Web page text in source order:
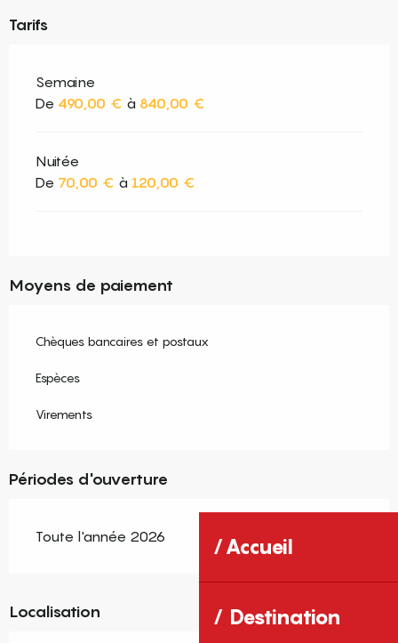
Accueil
Destination
Tarifs
Semaine
De 490,00 € à 840,00 €
Nuitée
De 70,00 € à 120,00 €
Moyens de paiement
Chèques bancaires et postaux
Espèces
Virements
Périodes d'ouverture
Toute l'année 2026
Localisation